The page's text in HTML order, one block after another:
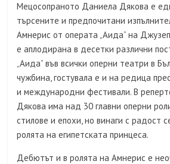
Мецосопраното Даниела Дякова е
търсените и предпочитани
Амнерис от операта „Аида” на
е аплодирана в десетки различни
„Аида” във всички оперни театри в
чужбина, гостувала е и на редица
и международни фестивали. В
Дякова има над 30 главни оперни
стилове и епохи, но винаги с радост
ролята на египетската принцеса.
Дебютът и в ролята на Амнерис е